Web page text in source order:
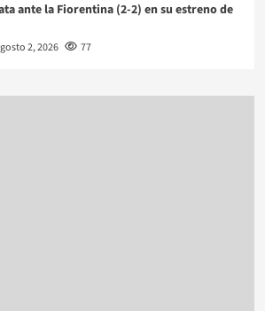
ante la Fiorentina (2-2) en su estreno de
2, 2026 77